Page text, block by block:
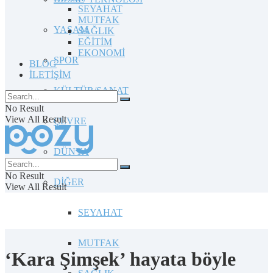
YAŞAM
SPOR
KÜLTÜR/SANAT
ÇEVRE
DÜNYA
DİĞER
SEYAHAT
MUTFAK
SEYAHAT
MUTFAK
SAĞLIK
EĞİTİM
EKONOMİ
BLOG
İLETİŞİM
No Result
View All Result
No Result
View All Result
‘Kara Şimşek’ hayata böyle